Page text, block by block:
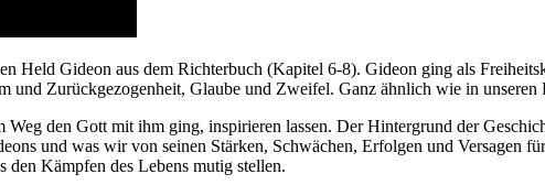
Held Gideon aus dem Richterbuch (Kapitel 6-8). Gideon ging als
und Zurückgezogenheit, Glaube und Zweifel. Ganz ähnlich wie in unseren
den Gott mit ihm ging, inspirieren lassen. Der Hintergrund der
und was wir von seinen Stärken, Schwächen, Erfolgen und Versagen
den Kämpfen des Lebens mutig stellen.